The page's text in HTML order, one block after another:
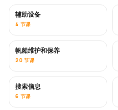
辅助设备
4 节课
帆船维护和保养
20 节课
搜索信息
6 节课